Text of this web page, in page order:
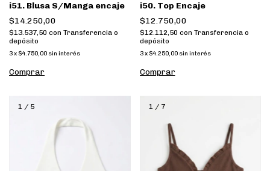
i51. Blusa S/Manga encaje
$14.250,00
$13.537,50 con Transferencia o
depósito
3x $4.750,00 sin interés
Comprar
i50. Top Encaje
$12.750,00
$12.112,50 con Transferencia o
depósito
3 x $4.250,00 sin interés
Comprar
1 / 5 1/ 7